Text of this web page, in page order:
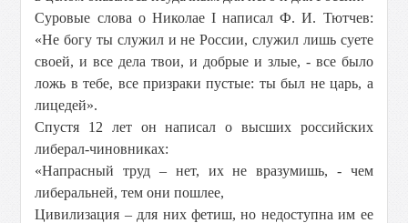
Суровые слова о Николае I написал Ф. И. Тютчев:
«Не богу ты служил и не России, служил лишь суете
своей, и все дела твои, и добрые и злые, - все было
ложь в тебе, все призраки пустые: ты был не царь, а
лицедей».
Спустя 12 лет он написал о высших российских
либерал-чиновниках:
«Напрасный труд – нет, их не вразумишь, - чем
либеральней, тем они пошлее,
Цивилизация – для них фетиш, но недоступна им ее